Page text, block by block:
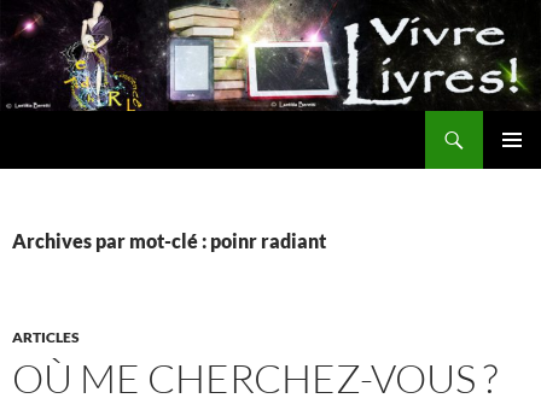
Aller
au
contenu
Archives par mot-clé : poinr radiant
ARTICLES
OÙ ME CHERCHEZ-VOUS ?